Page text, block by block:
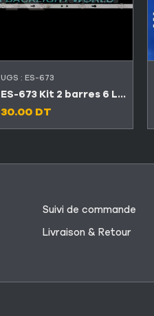
UGS : ES-673
ES-673 Kit 2 barres 6 LED TV CONDOR 32″ L32T4300
30.00 DT
Suivi de commande
Livraison & Retour